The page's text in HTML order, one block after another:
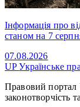
Інформація про
станом на 7
07.08.2026
UPУкраїнське
Правовий портал
законотворчість